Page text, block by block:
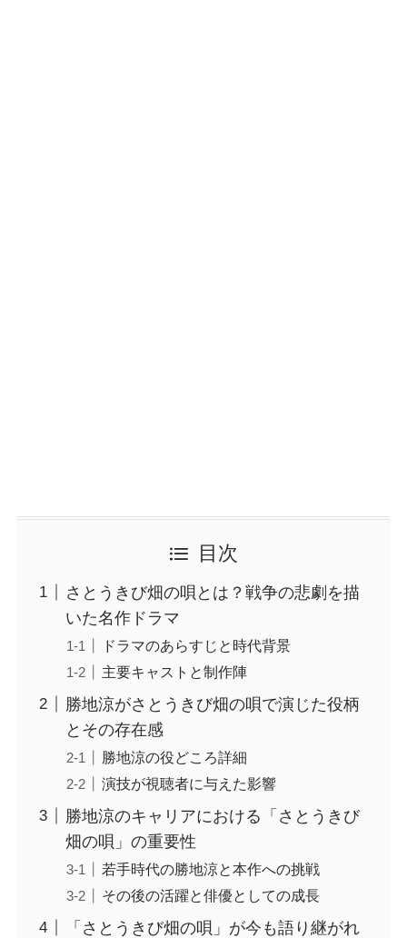
目次
さとうきび畑の唄とは？戦争の悲劇を描
いた名作ドラマ
ドラマのあらすじと時代背景
主要キャストと制作陣
勝地涼がさとうきび畑の唄で演じた役柄
とその存在感
勝地涼の役どころ詳細
演技が視聴者に与えた影響
勝地涼のキャリアにおける「さとうきび
畑の唄」の重要性
若手時代の勝地涼と本作への挑戦
その後の活躍と俳優としての成長
「さとうきび畑の唄」が今も語り継がれ